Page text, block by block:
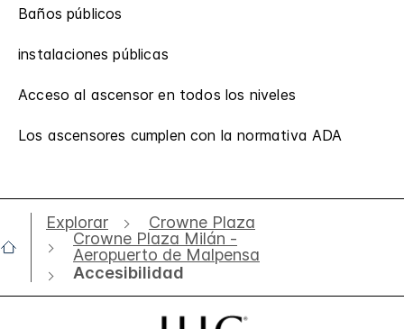
Baños públicos
instalaciones públicas
Acceso al ascensor en todos los niveles
Los ascensores cumplen con la normativa ADA
Explorar
Crowne Plaza
Crowne Plaza Milán -
Aeropuerto de Malpensa
Accesibilidad